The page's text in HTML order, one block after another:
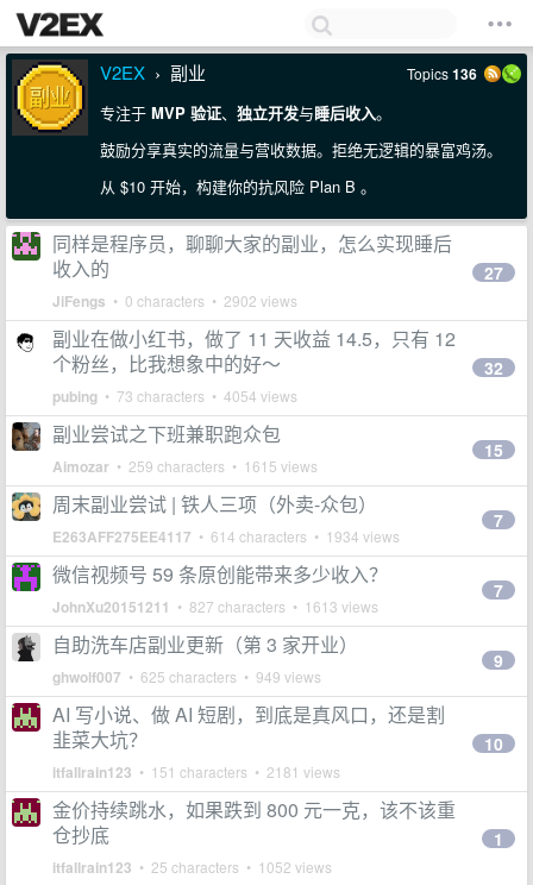
V2EX › 副业 Topics136
专注于 MVP 验证、 独立开发与睡后收入。
鼓励分享真实的流量与营收数据。拒绝无逻辑的暴富鸡汤。
从 $10 开始，构建你的抗风险 Plan B 。
同样是程序员，聊聊大家的副业，怎么实现睡后
收入的
JiFengs • 0 characters • 2902 views
27
副业在做小红书，做了 11 天收益 14.5，只有 12
个粉丝，比我想象中的好～
pubing • 73 characters • 4054 views
32
副业尝试之下班兼职跑众包
Aimozar • 259 characters • 1615 views
15
周末副业尝试 | 铁人三项（外卖-众包）
E263AFF275EE4117 • 614 characters • 1934 views
7
微信视频号 59 条原创能带来多少收入？
JohnXu20151211 • 827 characters • 1613 views
7
自助洗车店副业更新（第 3 家开业）
ghwolf007 • 625 characters • 949 views
9
AI 写小说、做 AI 短剧，到底是真风口，还是割
韭菜大坑？
itfallrain123 • 151 characters • 2181 views
10
金价持续跳水，如果跌到 800 元一克，该不该重
仓抄底
itfallrain123 • 25 characters • 1052 views
1